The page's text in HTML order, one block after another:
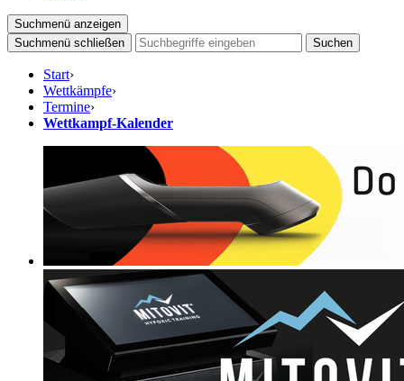
Suchmenü anzeigen
Suchmenü schließen
Suchen
Start›
Wettkämpfe›
Termine›
Wettkampf-Kalender